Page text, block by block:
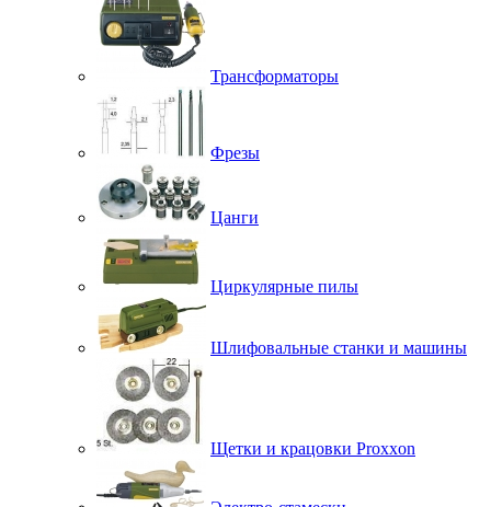
Трансформаторы
Фрезы
Цанги
Циркулярные пилы
Шлифовальные станки и машины
Щетки и крацовки Proxxon